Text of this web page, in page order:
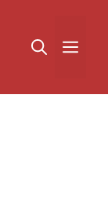
القائمة